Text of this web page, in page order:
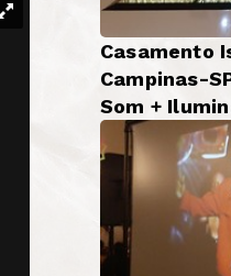
Casamento
Campinas-
Som +